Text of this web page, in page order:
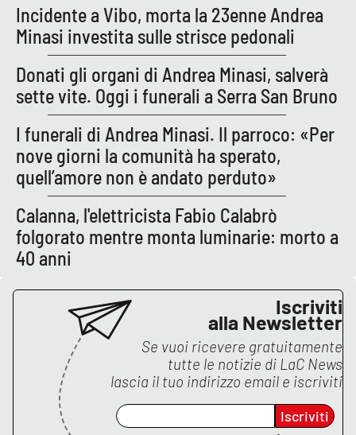
Venti di comunicazione
STREAMING
LaC TV
LaC Network
LaC OnAir
EDIZIONI
LOCALI
Vibo Valentia
Reggio Calabria
Incidente a Vibo, morta la 23enne Andrea
Minasi investita sulle strisce pedonali
Donati gli organi di Andrea Minasi, salverà
sette vite. Oggi i funerali a Serra San Bruno
I funerali di Andrea Minasi. Il parroco: «Per
nove giorni la comunità ha sperato,
quell’amore non è andato perduto»
Calanna, l'elettricista Fabio Calabrò
folgorato mentre monta luminarie: morto a
40 anni
Iscriviti
alla Newsletter
Se vuoi ricevere gratuitamente
tutte le notizie di LaC News
lascia il tuo indirizzo email e iscriviti
Iscriviti